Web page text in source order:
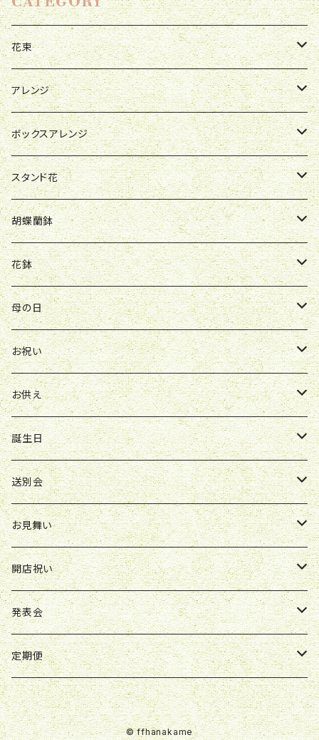
花束
母の日
お祝い
誕生日
お見舞い
送別会
お供え
仏壇花
定期便
アレンジ
母の日
R&P
Y&O
W&G
お祝い
W&G
R&P
Y&O
誕生日
お見舞い
送別会
開店祝い
お供え
ボックスアレンジ
母の日
R&P
Y&O
W&G
ソープフラワー
お祝い
誕生日
お見舞い
送別会
スタンド花
開店祝い
お誕生日
お祝い
発表会
胡蝶蘭鉢
開店祝い
お祝い
花鉢
クレマチス
紫
母の日
花束
アレンジ
ボックスアレンジ
お祝い
花束
アレンジ
ボックスアレンジ
胡蝶蘭鉢
スタンド花
お供え
花束
アレンジ
誕生日
花束
アレンジ
ボックスアレンジ
スタンド花
送別会
花束
アレンジ
ボックスアレンジ
お見舞い
花束
アレンジ
ボックスアレンジ
開店祝い
アレンジ
スタンド花
観葉植物
発表会
アレンジ
花束
定期便
花束
© ffhanakame